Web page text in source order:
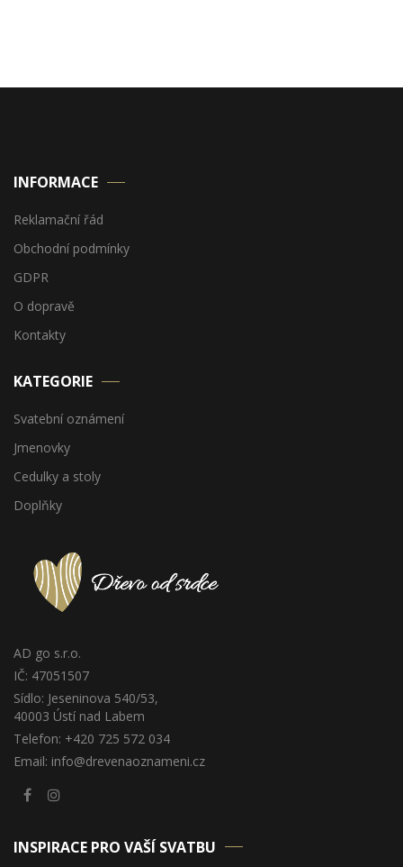
INFORMACE
Reklamační řád
Obchodní podmínky
GDPR
O dopravě
Kontakty
KATEGORIE
Svatební oznámení
Jmenovky
Cedulky a stoly
Doplňky
AD go s.r.o.
IČ: 47051507
Sídlo: Jeseninova 540/53,
40003 Ústí nad Labem
Telefon: +420 725 572 034
Email: info@drevenaoznameni.cz
INSPIRACE PRO VAŠÍ SVATBU